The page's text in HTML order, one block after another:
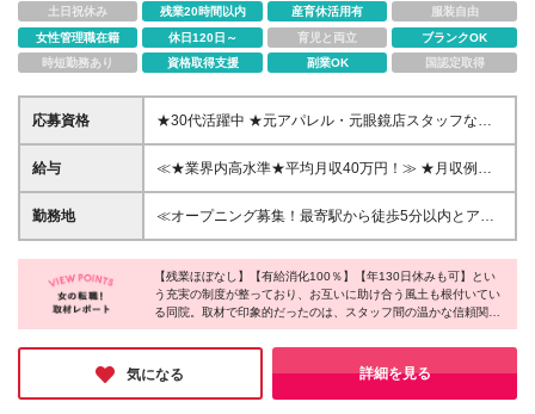
土日祝休み
残業20時間以内 産育休活用有
服装自由
女性管理職在籍
休日120日～ 育児と両立
ブランクOK
時短勤務あり
資格取得支援 副業OK 国認定取得
応募資格
★30代活躍中 ★元アパレル・元眼鏡店スタッフなど
未経験スタートの先輩多数！ ◆未経験OK ◆学歴不問
＼こんな方に向いています／ ◎美容業界で働きたい
がら働きたい ◎患者さまファーストのクリニックで
働きたい ◎チームワークを大切にしたい ◎収入アッ
給与
≪★業界内高水準★平均月収40万円！≫ ★月収例：
40万円～(月給＋残業代＋インセンティブ) ◆月給25
万～80万円＋売上還元金＋インセンティブ＋賞与 ※
過分は全額支給します ※試用期間3ヶ月（期間中は売
上還元金・インセンティブなし。その他給与・待遇・
雇用形態に差異はありません）
勤務地
≪オープニング募集！最寄駅から徒歩5分以内とアク
セス良好≫ ★原則、転居を伴う転勤はありません ＼
2026年9月1日に福岡で新規オープン予定！／ ◆リア
スクリニック福岡天神院 福岡県福岡市中央区天神2丁
目6−13 ジェムキャッスルきらめき通り3階 ◆リアス
クリニック銀座院 東京都中央区銀座7-8-17 虎屋銀
座ビル9F ◆リアスクリニック横浜院（駅直結） 神奈
川県横浜市西区高島2-19-12 横浜スカイビル26F ◆
リアスクリニック名古屋院（駅直結） 愛知県名古屋
【残業ほぼなし】【有給消化100％】【年130日休みも可】とい
う充実の制度が整っており、お互いに助け合う風土も根付いてい
る同院。取材で印象的だったのは、スタッフ間の温かな信頼関係
です。「女性専門の毛髪再生治療」という社会貢献度の高い分野
で、自分の時間や家庭を大切にしながら専門性も磨けるところが
魅力。「仕事もプライベートも充実させたい」という方に、自信
を持っておすすめしたいと思います。
気になる 詳細を見る